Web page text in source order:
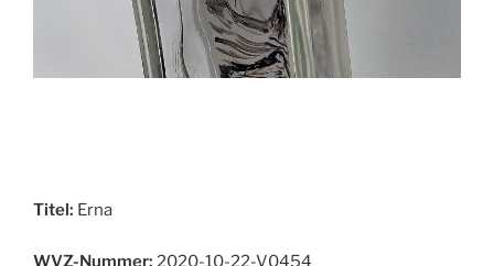
Titel: Erna
WVZ-Nummer: 2020-10-22-V0454